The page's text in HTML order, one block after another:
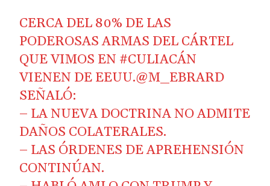
CERCA DEL 80% DE LAS
PODEROSAS ARMAS DEL CÁRTEL
QUE VIMOS EN #CULIACÁN
VIENEN DE EEUU.@M_EBRARD
SEÑALÓ:
– LA NUEVA DOCTRINA NO ADMITE
DAÑOS COLATERALES.
– LAS ÓRDENES DE APREHENSIÓN
CONTINÚAN.